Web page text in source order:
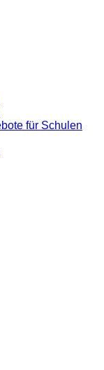
für Schulen